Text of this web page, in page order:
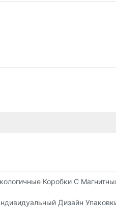
Премиум-Класса
Коробки С
Дизайн